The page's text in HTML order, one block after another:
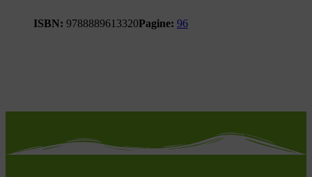
ISBN: 9788889613320Pagine: 96